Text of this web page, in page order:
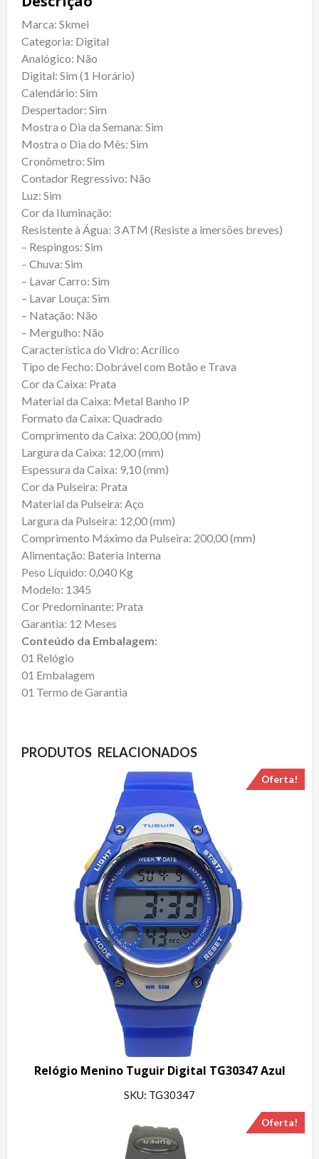
Marca: Skmei
Categoria: Digital
Analógico: Não
Digital: Sim (1 Horário)
Calendário: Sim
Despertador: Sim
Mostra o Dia da Semana: Sim
Mostra o Dia do Mês: Sim
Cronômetro: Sim
Contador Regressivo: Não
Luz: Sim
Cor da Iluminação:
Resistente à Água: 3 ATM (Resiste a imersões breves)
– Respingos: Sim
– Chuva: Sim
– Lavar Carro: Sim
– Lavar Louça: Sim
– Natação: Não
– Mergulho: Não
Característica do Vidro: Acrílico
Tipo de Fecho: Dobrável com Botão e Trava
Cor da Caixa: Prata
Material da Caixa: Metal Banho IP
Formato da Caixa: Quadrado
Comprimento da Caixa: 200,00 (mm)
Largura da Caixa: 12,00 (mm)
Espessura da Caixa: 9,10 (mm)
Cor da Pulseira: Prata
Material da Pulseira: Aço
Largura da Pulseira: 12,00 (mm)
Comprimento Máximo da Pulseira: 200,00 (mm)
Alimentação: Bateria Interna
Peso Líquido: 0,040 Kg
Modelo: 1345
Cor Predominante: Prata
Garantia: 12 Meses
Conteúdo da Embalagem:
01 Relógio
01 Embalagem
01 Termo de Garantia
PRODUTOS RELACIONADOS
Oferta!
Relógio Menino Tuguir Digital TG30347 Azul
SKU: TG30347
Oferta!